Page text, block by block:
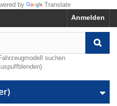
by Translate
Anmelden
suchen